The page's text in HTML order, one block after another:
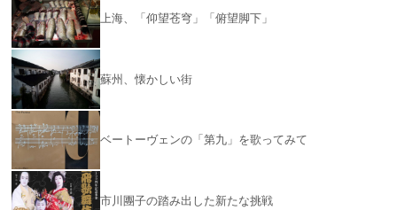
上海、「仰望苍穹」「俯望脚下」
蘇州、懐かしい街
ベートーヴェンの「第九」を歌ってみて
市川團子の踏み出した新たな挑戦